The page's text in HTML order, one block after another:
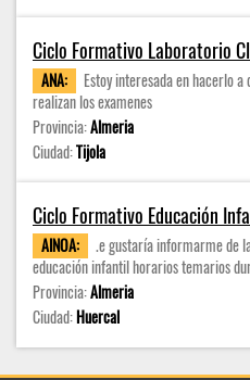
Ciclo Formativo Laboratorio
ANA:
Estoy interesada en hacerlo
realizan los examenes
Provincia:Almeria
Ciudad:Tijola
Ciclo Formativo Educación
AINOA:
.e gustaría informarme de
educación infantil horarios temarios
Provincia:Almeria
Ciudad:Huercal